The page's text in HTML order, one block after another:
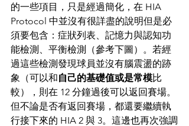
的一些項目，只是經過簡化，在 HIA
Protocol 中並沒有很詳盡的說明但是必
須要包含：症狀列表、記憶力與認知功
能檢測、平衡檢測（參考下圖）。若經
過這些檢測發現球員並沒有腦震盪的跡
象（可以和自己的基礎值或是常模比
較），則在 12 分鐘過後可以返回賽場。
但不論是否有返回賽場，都還要繼續執
行接下來的 HIA 2 與 3。這邊也再次強調